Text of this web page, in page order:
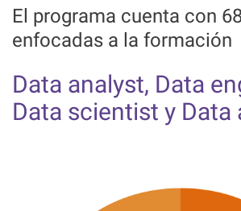
El programa cuenta con
enfocadas a la
Data analyst, Data
Data scientist y Data